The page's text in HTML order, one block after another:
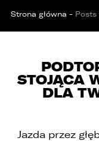
Strona główna -
STOJĄCA
DLA
Jazda przez